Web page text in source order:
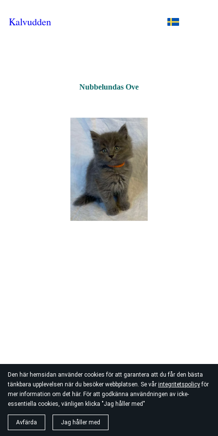
Den här hemsidan använder cookies för att garantera att du får den bästa
tänkbara upplevelsen när du besöker webbplatsen. Se vår integritetspolicyför
mer information om det här. För att godkänna användningen av icke-
essentiella cookies, vänligen klicka "Jag håller med"
Avfärda Jag håller med
Kalvudden
Nubbelundas Ove